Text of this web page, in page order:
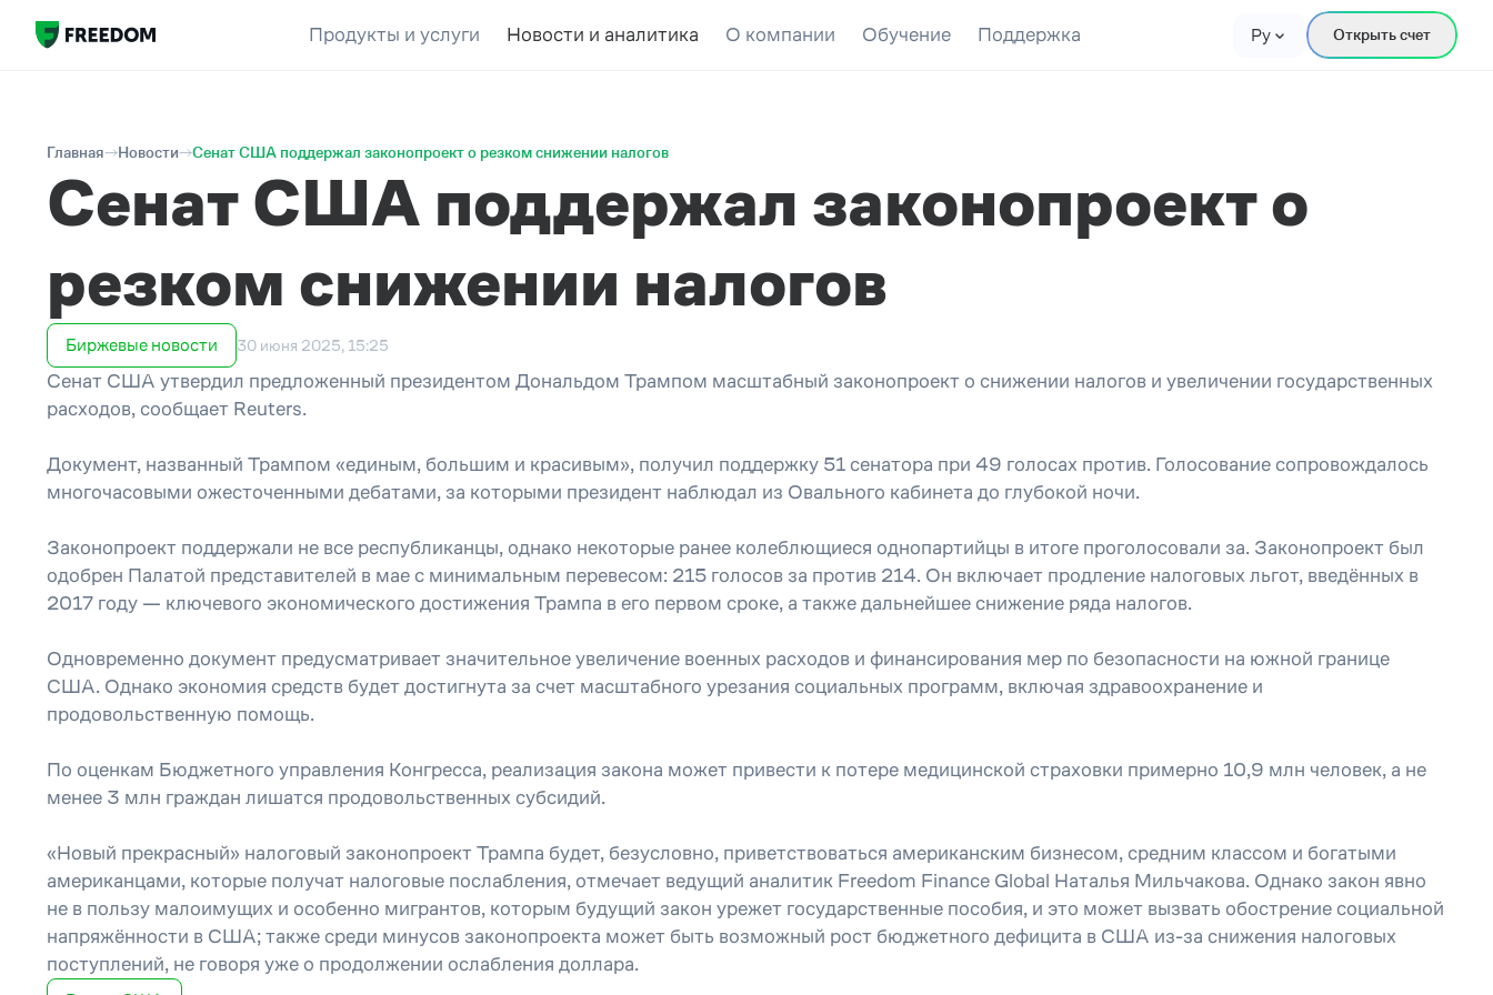
Продукты и услуги Новости и аналитика О компании Обучение Поддержка Ру Открыть счет
Главная Новости Сенат США поддержал законопроект о резком снижении налогов
Сенат США поддержал законопроект о
резком снижении налогов
Биржевые новости 30 июня 2025, 15:25
Сенат США утвердил предложенный президентом Дональдом Трампом масштабный законопроект о снижении налогов и увеличении государственных
расходов, сообщает Reuters.
Документ, названный Трампом «единым, большим и красивым», получил поддержку 51 сенатора при 49 голосах против. Голосование сопровождалось
многочасовыми ожесточенными дебатами, за которыми президент наблюдал из Овального кабинета до глубокой ночи.
Законопроект поддержали не все республиканцы, однако некоторые ранее колеблющиеся однопартийцы в итоге проголосовали за. Законопроект был
одобрен Палатой представителей в мае с минимальным перевесом: 215 голосов за против 214. Он включает продление налоговых льгот, введённых в
2017 году — ключевого экономического достижения Трампа в его первом сроке, а также дальнейшее снижение ряда налогов.
Одновременно документ предусматривает значительное увеличение военных расходов и финансирования мер по безопасности на южной границе
США. Однако экономия средств будет достигнута за счет масштабного урезания социальных программ, включая здравоохранение и
продовольственную помощь.
По оценкам Бюджетного управления Конгресса, реализация закона может привести к потере медицинской страховки примерно 10,9 млн человек, а не
менее 3 млн граждан лишатся продовольственных субсидий.
«Новый прекрасный» налоговый законопроект Трампа будет, безусловно, приветствоваться американским бизнесом, средним классом и богатыми
американцами, которые получат налоговые послабления, отмечает ведущий аналитик Freedom Finance Global Наталья Мильчакова. Однако закон явно
не в пользу малоимущих и особенно мигрантов, которым будущий закон урежет государственные пособия, и это может вызвать обострение социальной
напряжённости в США; также среди минусов законопроекта может быть возможный рост бюджетного дефицита в США из-за снижения налоговых
поступлений, не говоря уже о продолжении ослабления доллара.